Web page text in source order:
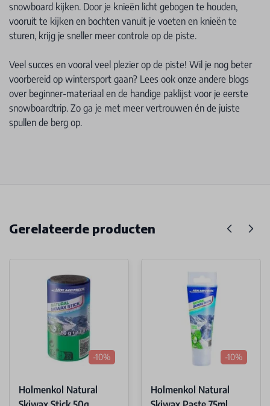
snowboard kijken. Door je knieën licht gebogen te houden,
vooruit te kijken en bochten vanuit je voeten en knieën te
sturen, krijg je sneller meer controle op de piste.
Veel succes en vooral veel plezier op de piste! Wil je nog beter
voorbereid op wintersport gaan? Lees ook onze andere blogs
over beginner-materiaal en de handige paklijst voor je eerste
snowboardtrip. Zo ga je met meer vertrouwen én de juiste
spullen de berg op.
Gerelateerde producten
-10%
Holmenkol Natural
-10%
Holmenkol Natural